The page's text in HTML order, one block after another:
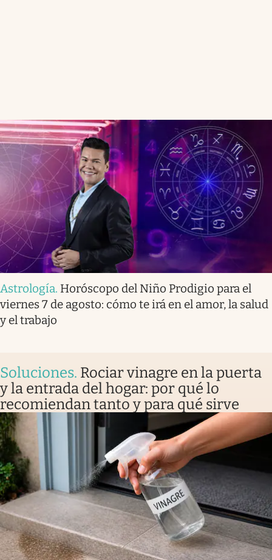
Astrología. Horóscopo del Niño Prodigio para el
viernes 7 de agosto: cómo te irá en el amor, la salud
y el trabajo
Soluciones. Rociar vinagre en la puerta
y la entrada del hogar: por qué lo
recomiendan tanto y para qué sirve